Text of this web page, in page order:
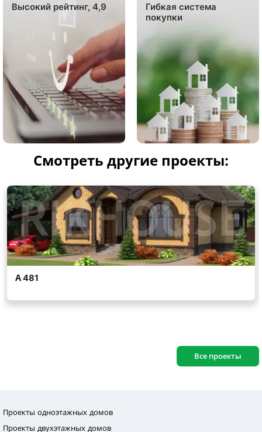
Высокий рейтинг, 4,9
Гибкая система
покупки
Смотреть другие проекты:
Все проекты
Проекты одноэтажных домов
Проекты двухэтажных домов